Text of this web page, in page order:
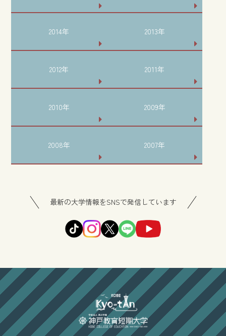
2014年 2013年
2012年 2011年
2010年 2009年
2008年 2007年
最新の大学情報をSNSで発信しています